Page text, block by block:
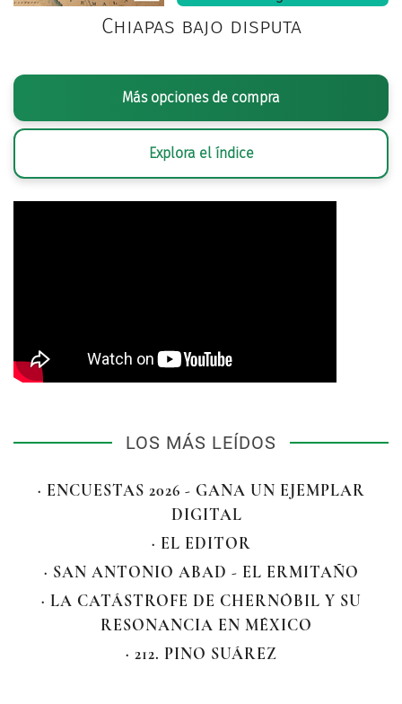
Chiapas bajo disputa
Más opciones de compra
Explora el índice
LOS MÁS LEÍDOS
· ENCUESTAS 2026 - GANA UN EJEMPLAR
DIGITAL
· EL EDITOR
· SAN ANTONIO ABAD - EL ERMITAÑO
· LA CATÁSTROFE DE CHERNÓBIL Y SU
RESONANCIA EN MÉXICO
· 212. PINO SUÁREZ